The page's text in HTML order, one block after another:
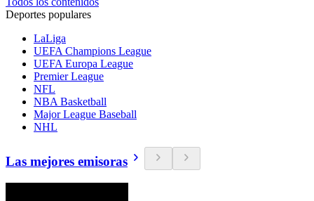
Deportes populares
LaLiga
UEFA Champions League
UEFA Europa League
Premier League
NFL
NBA Basketball
Major League Baseball
NHL
Las mejores emisoras